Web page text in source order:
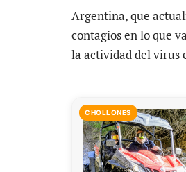
Argentina, que
contagios en lo que
la actividad del virus
CHOLLONES